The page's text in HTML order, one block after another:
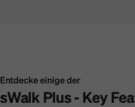
Entdecke einige der
sWalk Plus - Key